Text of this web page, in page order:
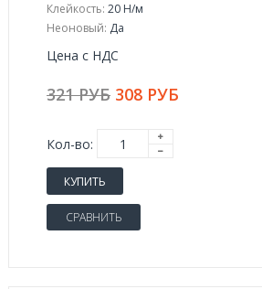
Клейкость: 20 Н/м
Неоновый: Да
Цена с НДС
321 РУБ 308 РУБ
Кол-во:
КУПИТЬ
СРАВНИТЬ